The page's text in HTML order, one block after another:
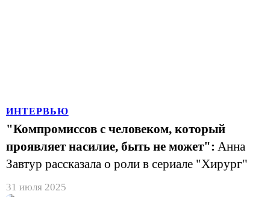
ИНТЕРВЬЮ
"Компромиссов с человеком, который
проявляет насилие, быть не может": Анна
Завтур рассказала о роли в сериале "Хирург"
31 июля 2025